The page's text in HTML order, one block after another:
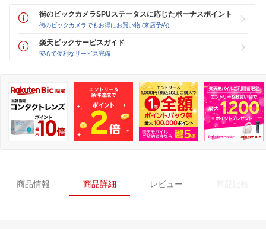
街のビックカメラSPUステータスに応じたボーナスポイント
街のビックカメラでもお得にお買い物 (来店予約)
楽天ビックサービスガイド
安心で便利なサービス完備
商品情報 商品詳細 レビュー